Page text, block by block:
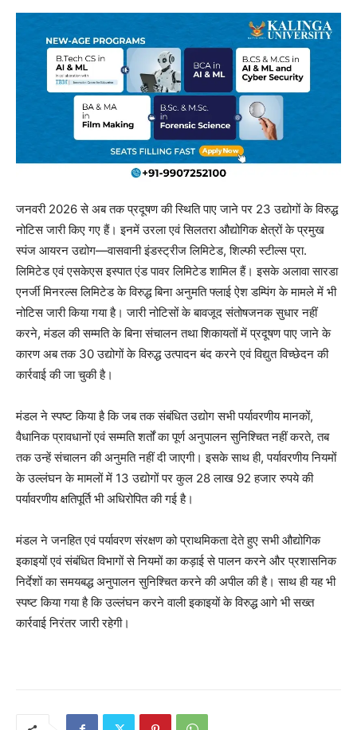
जनवरी 2026 से अब तक प्रदूषण की स्थिति पाए जाने पर 23 उद्योगों के विरुद्ध
नोटिस जारी किए गए हैं। इनमें उरला एवं सिलतरा औद्योगिक क्षेत्रों के प्रमुख
स्पंज आयरन उद्योग—वासवानी इंडस्ट्रीज लिमिटेड, शिल्फी स्टील्स प्रा.
लिमिटेड एवं एसकेएस इस्पात एंड पावर लिमिटेड शामिल हैं। इसके अलावा सारडा
एनर्जी मिनरल्स लिमिटेड के विरुद्ध बिना अनुमति फ्लाई ऐश डम्पिंग के मामले में भी
नोटिस जारी किया गया है। जारी नोटिसों के बावजूद संतोषजनक सुधार नहीं
करने, मंडल की सम्मति के बिना संचालन तथा शिकायतों में प्रदूषण पाए जाने के
कारण अब तक 30 उद्योगों के विरुद्ध उत्पादन बंद करने एवं विद्युत विच्छेदन की
कार्रवाई की जा चुकी है।
मंडल ने स्पष्ट किया है कि जब तक संबंधित उद्योग सभी पर्यावरणीय मानकों,
वैधानिक प्रावधानों एवं सम्मति शर्तों का पूर्ण अनुपालन सुनिश्चित नहीं करते, तब
तक उन्हें संचालन की अनुमति नहीं दी जाएगी। इसके साथ ही, पर्यावरणीय नियमों
के उल्लंघन के मामलों में 13 उद्योगों पर कुल 28 लाख 92 हजार रुपये की
पर्यावरणीय क्षतिपूर्ति भी अधिरोपित की गई है।
मंडल ने जनहित एवं पर्यावरण संरक्षण को प्राथमिकता देते हुए सभी औद्योगिक
इकाइयों एवं संबंधित विभागों से नियमों का कड़ाई से पालन करने और प्रशासनिक
निर्देशों का समयबद्ध अनुपालन सुनिश्चित करने की अपील की है। साथ ही यह भी
स्पष्ट किया गया है कि उल्लंघन करने वाली इकाइयों के विरुद्ध आगे भी सख्त
कार्रवाई निरंतर जारी रहेगी।